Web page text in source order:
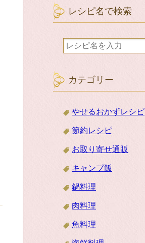
レシピ名で検索
カテゴリー
やせるおかずレシピ
節約レシピ
お取り寄せ通販
キャンプ飯
鍋料理
肉料理
魚料理